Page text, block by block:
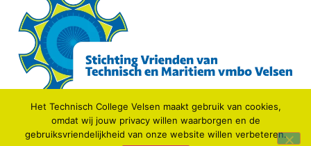
© 2021 TECHNISCH COLLEGE VELSEN.
Het Technisch College Velsen maakt gebruik van cookies,
omdat wij jouw privacy willen waarborgen en de
gebruiksvriendelijkheid van onze website willen verbeteren.